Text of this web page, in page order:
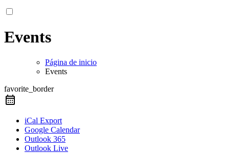
Events
Página de inicio
Events
favorite_border
iCal Export
Google Calendar
Outlook 365
Outlook Live